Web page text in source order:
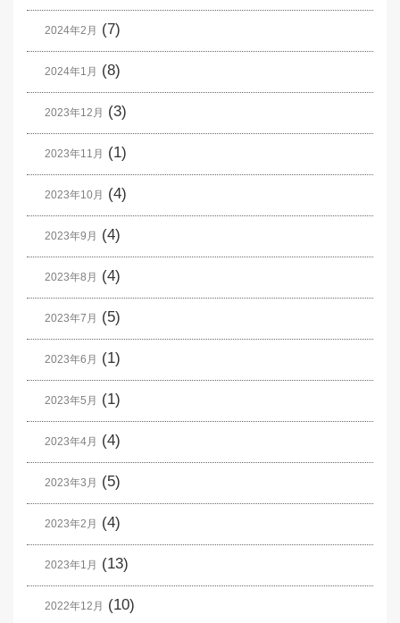
2024年2月 (7)
2024年1月 (8)
2023年12月 (3)
2023年11月 (1)
2023年10月 (4)
2023年9月 (4)
2023年8月 (4)
2023年7月 (5)
2023年6月 (1)
2023年5月 (1)
2023年4月 (4)
2023年3月 (5)
2023年2月 (4)
2023年1月 (13)
2022年12月 (10)